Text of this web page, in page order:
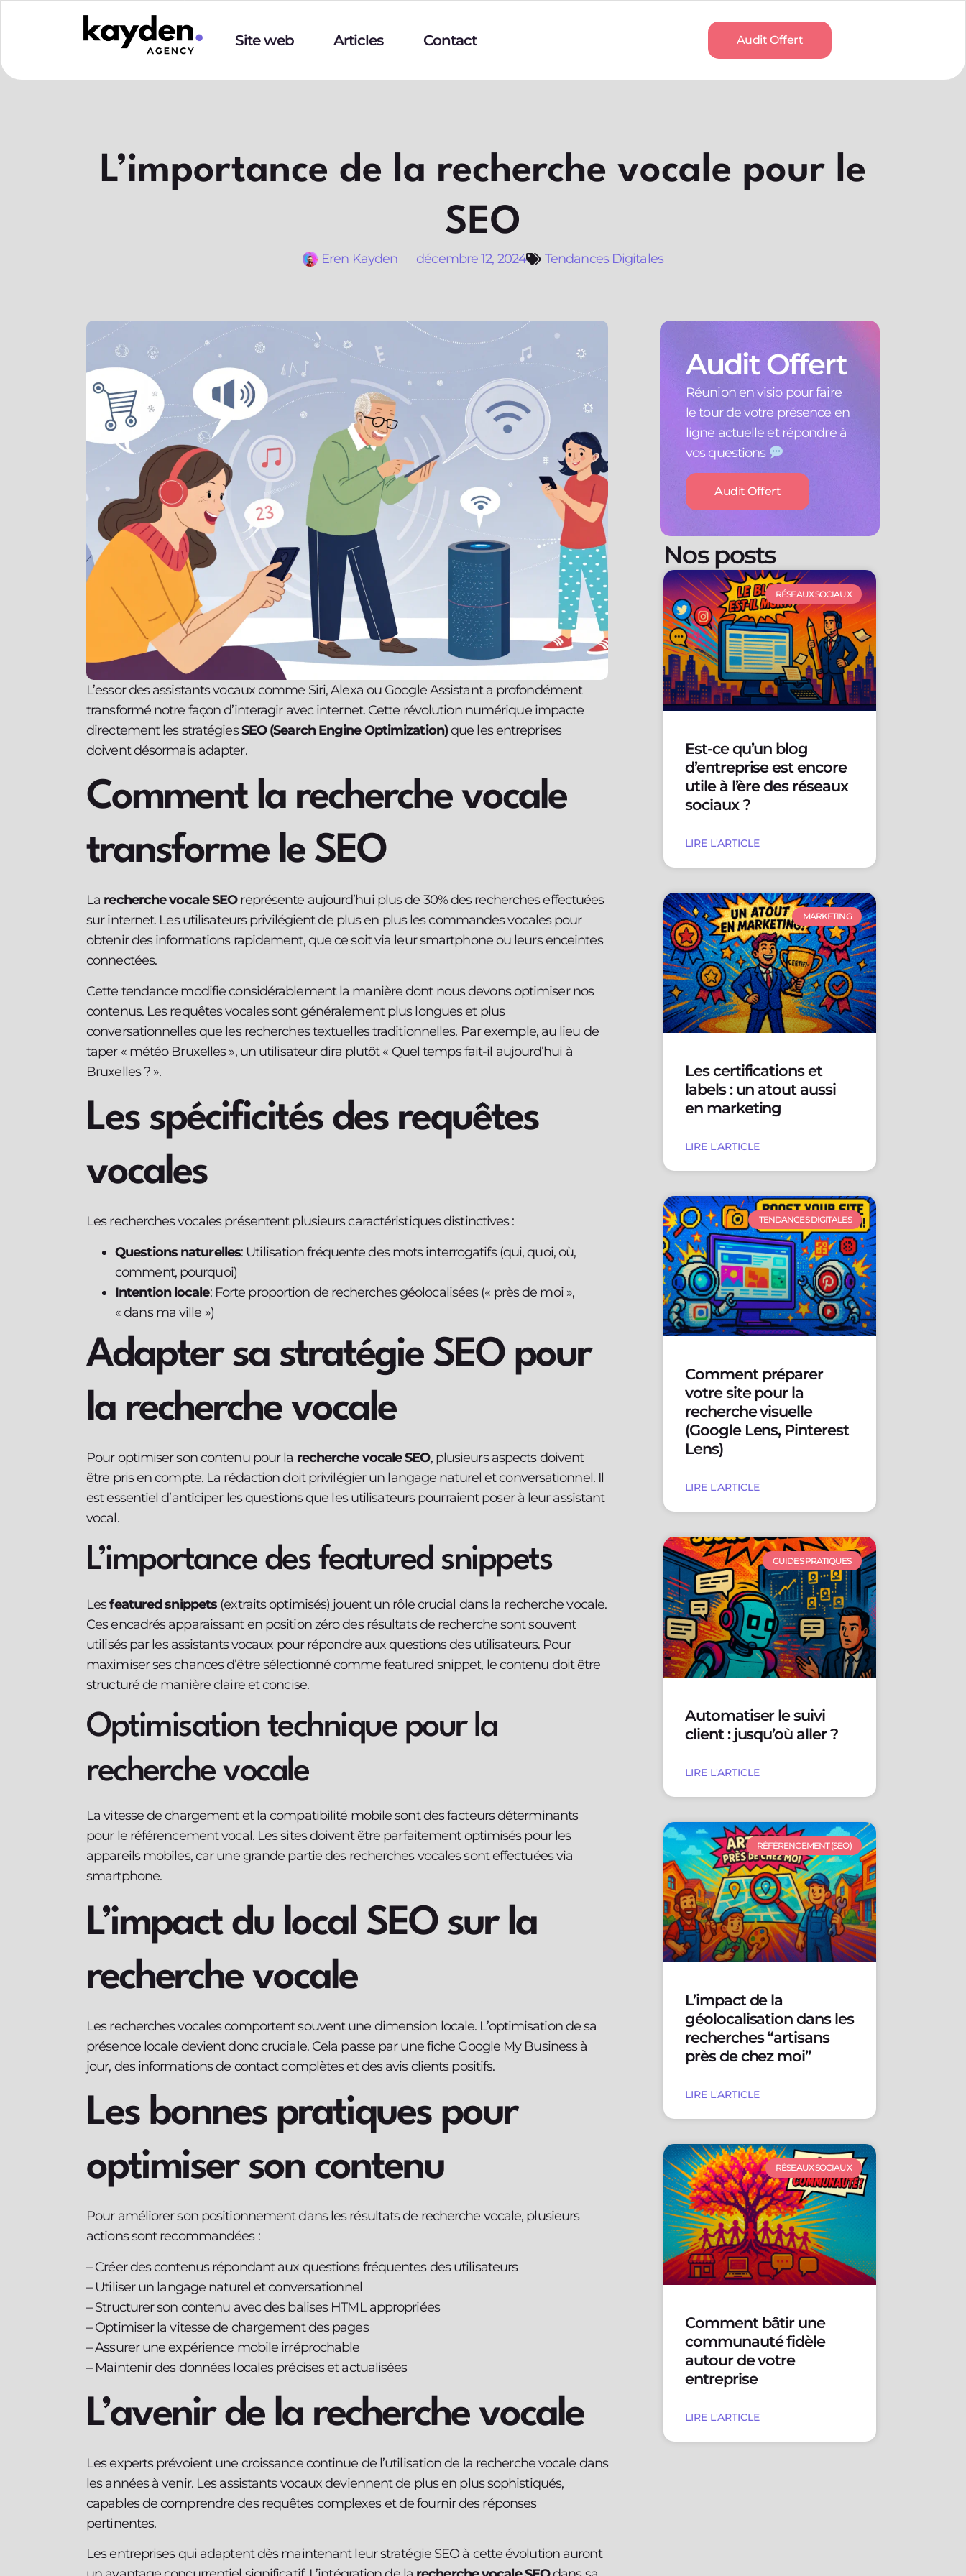
Site web Articles Contact Audit Offert
L’importance de la recherche vocale pour le
SEO
Eren Kayden décembre 12, 2024 Tendances Digitales
L’essor des assistants vocaux comme Siri, Alexa ou Google Assistant a profondément
transformé notre façon d’interagir avec internet. Cette révolution numérique impacte
directement les stratégiesSEO (Search Engine Optimization)que les entreprises
doivent désormais adapter.
Comment la recherche vocale
transforme le SEO
La recherche vocale SEOreprésente aujourd’hui plus de 30% des recherches effectuées
sur internet. Les utilisateurs privilégient de plus en plus les commandes vocales pour
obtenir des informations rapidement, que ce soit via leur smartphone ou leurs enceintes
connectées.
Cette tendance modifie considérablement la manière dont nous devons optimiser nos
contenus. Les requêtes vocales sont généralement plus longues et plus
conversationnelles que les recherches textuelles traditionnelles. Par exemple, au lieu de
taper « météo Bruxelles », un utilisateur dira plutôt « Quel temps fait-il aujourd’hui à
Bruxelles ? ».
Les spécificités des requêtes
vocales
Les recherches vocales présentent plusieurs caractéristiques distinctives :
Questions naturelles: Utilisation fréquente des mots interrogatifs (qui, quoi, où,
comment, pourquoi)
Intention locale: Forte proportion de recherches géolocalisées (« près de moi »,
« dans ma ville »)
Adapter sa stratégie SEO pour
la recherche vocale
Pour optimiser son contenu pour la recherche vocale SEO, plusieurs aspects doivent
être pris en compte. La rédaction doit privilégier un langage naturel et conversationnel. Il
est essentiel d’anticiper les questions que les utilisateurs pourraient poser à leur assistant
vocal.
L’importance des featured snippets
Lesfeatured snippets (extraits optimisés) jouent un rôle crucial dans la recherche vocale.
Ces encadrés apparaissant en position zéro des résultats de recherche sont souvent
utilisés par les assistants vocaux pour répondre aux questions des utilisateurs. Pour
maximiser ses chances d’être sélectionné comme featured snippet, le contenu doit être
structuré de manière claire et concise.
Optimisation technique pour la
recherche vocale
La vitesse de chargement et la compatibilité mobile sont des facteurs déterminants
pour le référencement vocal. Les sites doivent être parfaitement optimisés pour les
appareils mobiles, car une grande partie des recherches vocales sont effectuées via
smartphone.
L’impact du local SEO sur la
recherche vocale
Les recherches vocales comportent souvent une dimension locale. L’optimisation de sa
présence locale devient donc cruciale. Cela passe par une fiche Google My Business à
jour, des informations de contact complètes et des avis clients positifs.
Les bonnes pratiques pour
optimiser son contenu
Pour améliorer son positionnement dans les résultats de recherche vocale, plusieurs
actions sont recommandées :
– Créer des contenus répondant aux questions fréquentes des utilisateurs
– Utiliser un langage naturel et conversationnel
– Structurer son contenu avec des balises HTML appropriées
– Optimiser la vitesse de chargement des pages
– Assurer une expérience mobile irréprochable
– Maintenir des données locales précises et actualisées
L’avenir de la recherche vocale
Les experts prévoient une croissance continue de l’utilisation de la recherche vocale dans
les années à venir. Les assistants vocaux deviennent de plus en plus sophistiqués,
capables de comprendre des requêtes complexes et de fournir des réponses
pertinentes.
Les entreprises qui adaptent dès maintenant leur stratégie SEO à cette évolution auront
Audit Offert
Réunion en visio pour faire
le tour de votre présence en
ligne actuelle et répondre à
vos questions
Audit Offert
Nos posts
RÉSEAUX SOCIAUX
Est-ce qu’un blog
d’entreprise est encore
utile à l’ère des réseaux
sociaux ?
LIRE L'ARTICLE
MARKETING
Les certifications et
labels : un atout aussi
en marketing
LIRE L'ARTICLE
TENDANCES DIGITALES
Comment préparer
votre site pour la
recherche visuelle
(Google Lens, Pinterest
Lens)
LIRE L'ARTICLE
GUIDES PRATIQUES
Automatiser le suivi
client : jusqu’où aller ?
LIRE L'ARTICLE
RÉFÉRENCEMENT (SEO)
L’impact de la
géolocalisation dans les
recherches “artisans
près de chez moi”
LIRE L'ARTICLE
RÉSEAUX SOCIAUX
Comment bâtir une
communauté fidèle
autour de votre
entreprise
LIRE L'ARTICLE